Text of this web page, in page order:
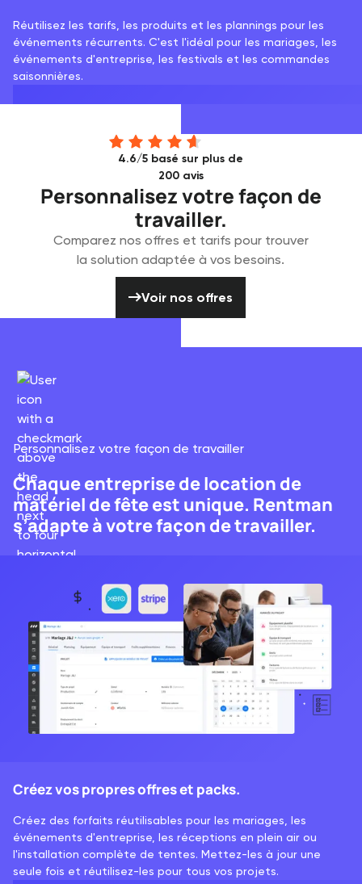
Réutilisez les tarifs, les produits et les plannings pour les
événements récurrents. C'est l'idéal pour les mariages, les
événements d'entreprise, les festivals et les commandes
saisonnières.
4.6/5 basé sur plus de
200 avis
Personnalisez votre façon de
travailler.
Comparez nos offres et tarifs pour trouver
la solution adaptée à vos besoins.
Voir nos offres
Personnalisez votre façon de travailler
Chaque entreprise de location de
matériel de fête est unique. Rentman
s’adapte à votre façon de travailler.
Créez vos propres offres et packs.
Créez des forfaits réutilisables pour les mariages, les
événements d'entreprise, les réceptions en plein air ou
l'installation complète de tentes. Mettez-les à jour une
seule fois et réutilisez-les pour tous vos projets.